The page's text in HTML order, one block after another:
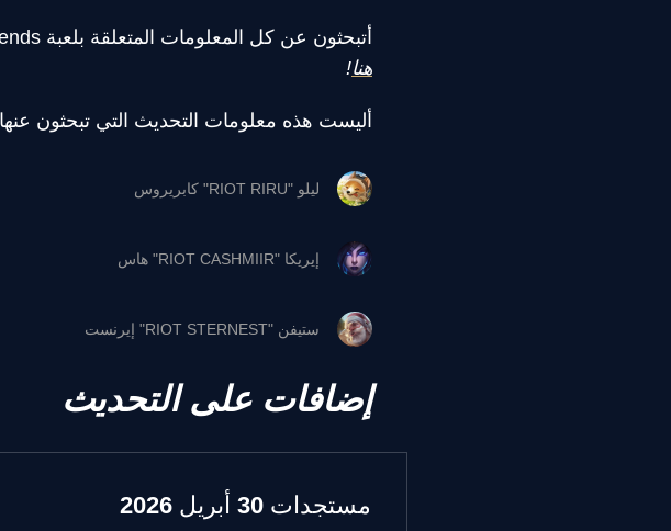
أتبحثون عن كل المعلومات المتعلقة بلعبة League of Legends؟ اطلعوا على صفحة ويكي بإدارة مجتمع لاعبينا
هنا!
أليست هذه معلومات التحديث التي تبحثون
ليلو "RIOT RIRU" كابريروس
إيريكا "RIOT CASHMIIR" هاس
ستيفن "RIOT STERNEST" إيرنست
إضافات على التحديث
مستجدات 30 أبريل 2026